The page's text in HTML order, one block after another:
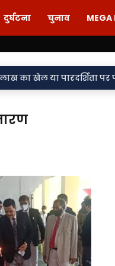
दुर्घटना चुनाव MEGA
पर पर्दा?